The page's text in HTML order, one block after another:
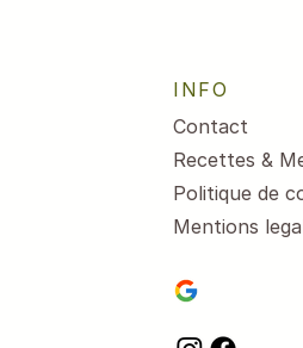
INFO
Contact
Recettes &
Politique de
Mentions